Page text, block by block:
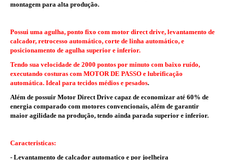
montagem para alta produção.
Possui uma agulha, ponto fixo com motor direct drive, levantamento de
calcador, retrocesso automático, corte de linha automático, e
posicionamento de agulha superior e inferior.
Tendo sua velocidade de 2000 pontos por minuto com baixo ruído,
executando costuras com MOTOR DE PASSO e lubrificação
automática. Ideal para tecidos médios e pesados.
Além de possuir Motor Direct Drive capaz de economizar até 60% de
energia comparado com motores convencionais, além de garantir
maior agilidade na produção, tendo ainda parada superior e inferior.
Caracteristicas:
- Levantamento de calcador automatico e por joelheira